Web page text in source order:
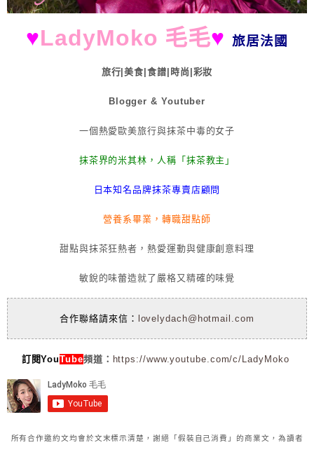
♥LadyMoko 毛毛♥ 旅居法國
旅行|美食|食譜|時尚|彩妝
Blogger & Youtuber
一個熱愛歐美旅行與抹茶中毒的女子
抹茶界的米其林，人稱「抹茶教主」
日本知名品牌抹茶專賣店顧問
營養系畢業，轉職甜點師
甜點與抹茶狂熱者，熱愛運動與健康創意料理
敏銳的味蕾造就了嚴格又精確的味覺
合作聯絡請來信： lovelydach@hotmail.com
訂閱YouTube頻道： https://www.youtube.com/c/LadyMoko
所有合作邀約文均會於文末標示清楚，謝絕「假裝自己消費」的商業文，為讀者